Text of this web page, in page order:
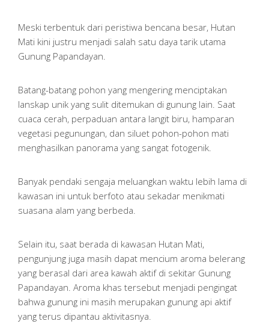
Meski terbentuk dari peristiwa bencana besar, Hutan
Mati kini justru menjadi salah satu daya tarik utama
Gunung Papandayan.
Batang-batang pohon yang mengering menciptakan
lanskap unik yang sulit ditemukan di gunung lain. Saat
cuaca cerah, perpaduan antara langit biru, hamparan
vegetasi pegunungan, dan siluet pohon-pohon mati
menghasilkan panorama yang sangat fotogenik.
Banyak pendaki sengaja meluangkan waktu lebih lama di
kawasan ini untuk berfoto atau sekadar menikmati
suasana alam yang berbeda.
Selain itu, saat berada di kawasan Hutan Mati,
pengunjung juga masih dapat mencium aroma belerang
yang berasal dari area kawah aktif di sekitar Gunung
Papandayan. Aroma khas tersebut menjadi pengingat
bahwa gunung ini masih merupakan gunung api aktif
yang terus dipantau aktivitasnya.